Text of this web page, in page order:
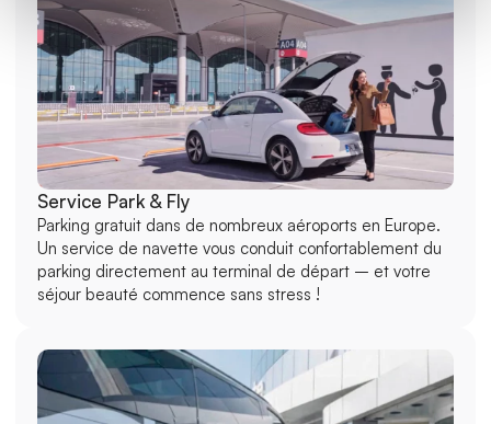
Service Park & Fly
Parking gratuit dans de nombreux aéroports en Europe.
Un service de navette vous conduit confortablement du
parking directement au terminal de départ – et votre
séjour beauté commence sans stress !